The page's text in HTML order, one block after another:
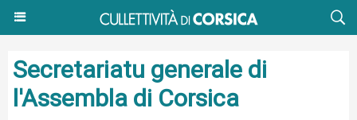
Secretariatu generale di
l'Assembla di Corsica